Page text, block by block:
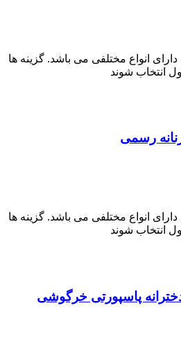
انواع مختلفی می باشد. گزینه ها
انتخاب شوند
انواع مختلفی می باشد. گزینه ها
انتخاب شوند